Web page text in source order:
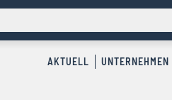
AKTUELL UNTERNEHMEN